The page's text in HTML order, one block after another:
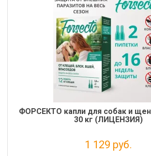
ФОРСЕКТО капли для собак и
30 кг (ЛИЦЕНЗИЯ)
1 129 руб.